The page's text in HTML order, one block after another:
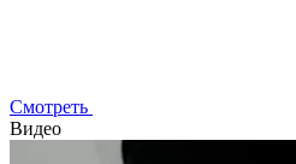
Смотреть
Видео